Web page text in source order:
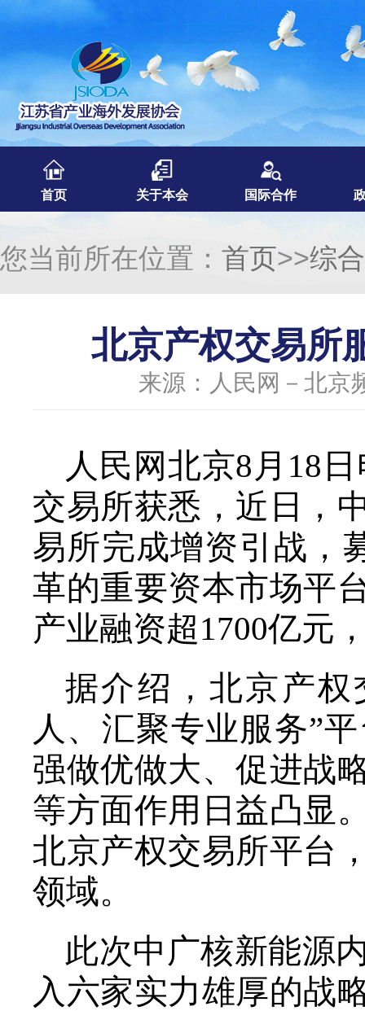
首页 关于本会 国际合作
您当前所在位置： 首页>>综
北京产权交易所
来源：人民网－北京
人民网北京8月18
交易所获悉，近日，
易所完成增资引战，
革的重要资本市场平
产业融资超1700亿元
据介绍，北京产
人、汇聚专业服务”
强做优做大、促进战
等方面作用日益凸显
北京产权交易所平台
领域。
此次中广核新能源
入六家实力雄厚的战